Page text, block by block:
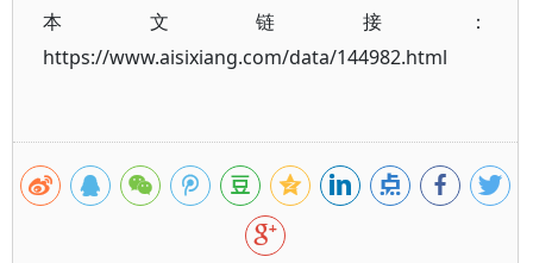
本文链接：
https://www.aisixiang.com/data/144982.html